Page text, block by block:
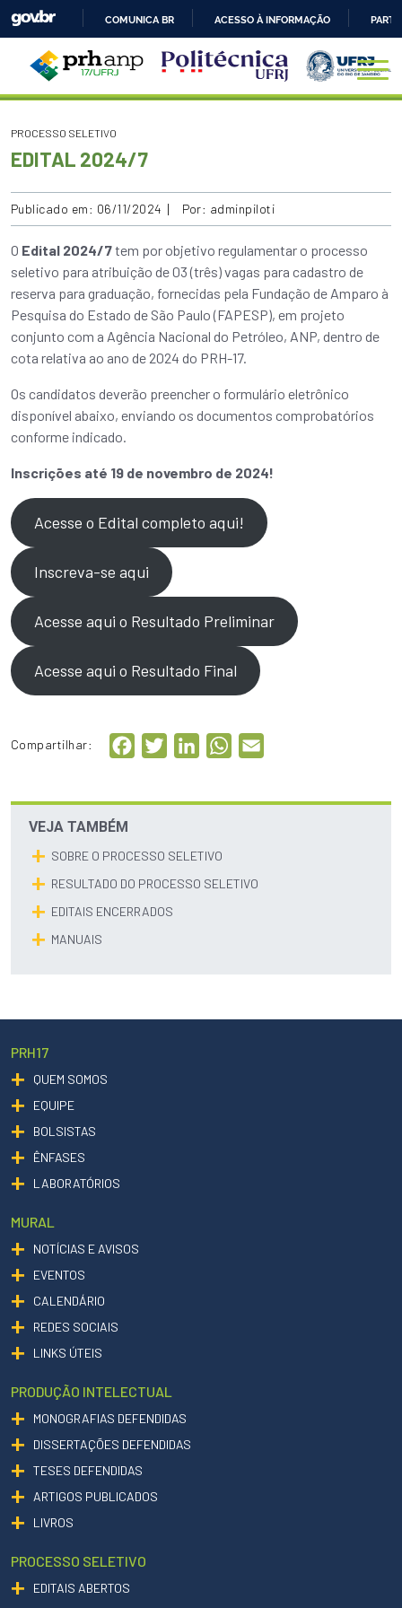
IR
PARA
O
COMUNICA BR ACESSO À INFORMAÇÃO
PROCESSO SELETIVO
EDITAL 2024/7
Publicado em: 06/11/2024 Por: adminpiloti
O Edital 2024/7tem por objetivo regulamentar o processo
seletivo para atribuição de 03 (três) vagas para cadastro de
reserva para graduação, fornecidas pela Fundação de Amparo à
Pesquisa do Estado de São Paulo (FAPESP), em projeto
conjunto com a Agência Nacional do Petróleo, ANP, dentro de
cota relativa ao ano de 2024 do PRH-17.
Os candidatos deverão preencher o formulário eletrônico
disponível abaixo, enviando os documentos comprobatórios
conforme indicado.
Inscrições até 19 de novembro de 2024!
Acesse o Edital completo aqui!
Inscreva-se aqui
Acesse aqui o Resultado Preliminar
Acesse aqui o Resultado Final
Compartilhar: FacebookTwitterLinkedInWhatsApp
VEJA TAMBÉM
SOBRE O PROCESSO SELETIVO
RESULTADO DO PROCESSO SELETIVO
EDITAIS ENCERRADOS
MANUAIS
PRH17
QUEM SOMOS
EQUIPE
BOLSISTAS
ÊNFASES
LABORATÓRIOS
MURAL
NOTÍCIAS E AVISOS
EVENTOS
CALENDÁRIO
REDES SOCIAIS
LINKS ÚTEIS
PRODUÇÃO INTELECTUAL
MONOGRAFIAS DEFENDIDAS
DISSERTAÇÕES DEFENDIDAS
TESES DEFENDIDAS
ARTIGOS PUBLICADOS
LIVROS
PROCESSO SELETIVO
EDITAIS ABERTOS